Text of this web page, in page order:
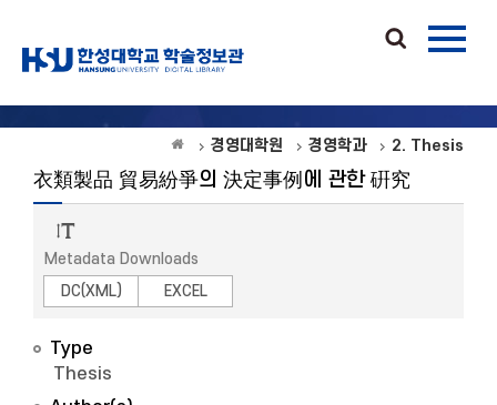
경영대학원 경영학과 2. Thesis
衣類製品 貿易紛爭의 決定事例에 관한 硏究
Metadata Downloads
DC(XML)
EXCEL
Type
Thesis